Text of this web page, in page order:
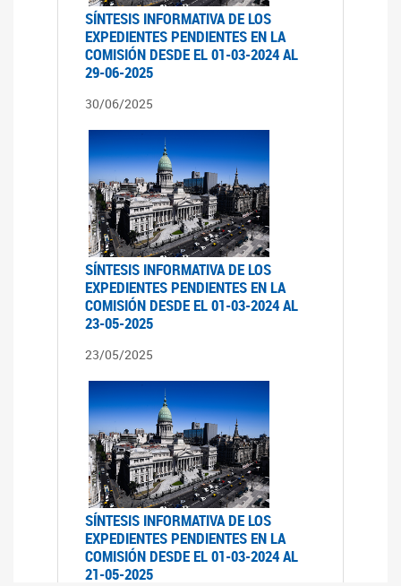
SÍNTESIS INFORMATIVA DE LOS
EXPEDIENTES PENDIENTES EN LA
COMISIÓN DESDE EL 01-03-2024 AL
29-06-2025
30/06/2025
SÍNTESIS INFORMATIVA DE LOS
EXPEDIENTES PENDIENTES EN LA
COMISIÓN DESDE EL 01-03-2024 AL
23-05-2025
23/05/2025
SÍNTESIS INFORMATIVA DE LOS
EXPEDIENTES PENDIENTES EN LA
COMISIÓN DESDE EL 01-03-2024 AL
21-05-2025